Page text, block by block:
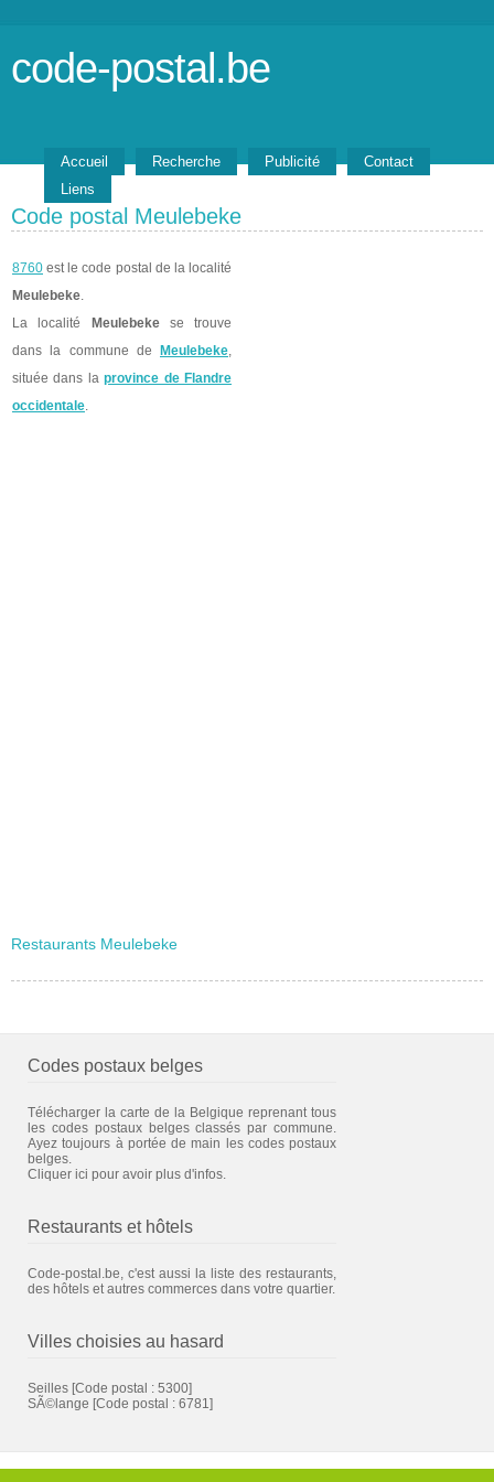
code-postal.be
Accueil Recherche Publicité
Contact
Liens
Code postal Meulebeke
8760 est le code postal de la localité
Meulebeke.
La localité
Meulebekese trouve
dans la commune de
Meulebeke,
située dans laprovince de Flandre
occidentale.
Restaurants Meulebeke
Codes postaux belges
Télécharger la carte de la Belgique reprenant tous
les codes postaux belges classés par commune.
Ayez toujours à portée de main les codes postaux
belges.
Cliquer ici pour avoir plus d'infos.
Restaurants et hôtels
Code-postal.be, c'est aussi la liste des restaurants,
des hôtels et autres commerces dans votre quartier.
Villes choisies au hasard
Seilles [Code postal : 5300]
SÃ©lange [Code postal : 6781]